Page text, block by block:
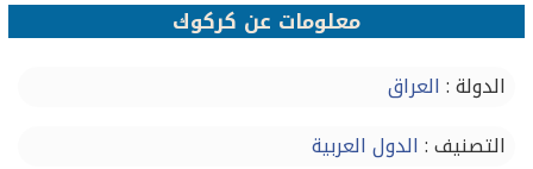
معلومات عن كركوك‏
الدولة : العراق
التصنيف : الدول العربية